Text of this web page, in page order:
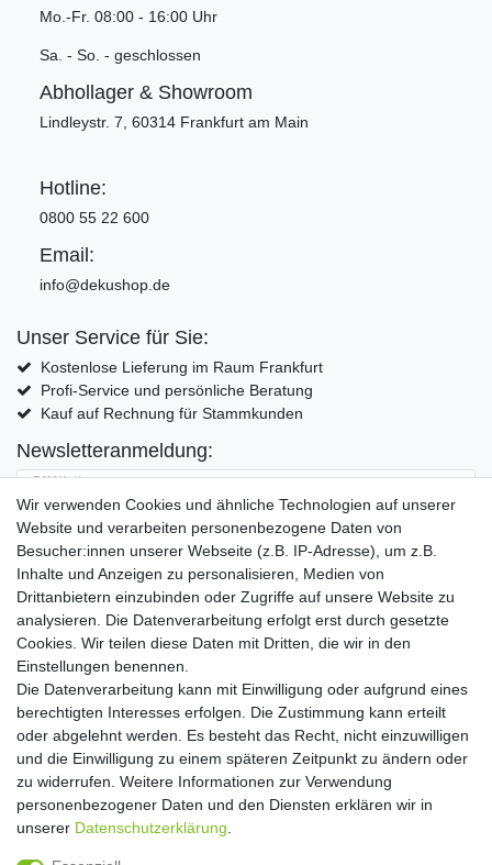
Mo.-Fr. 08:00 - 16:00 Uhr
Sa. - So. - geschlossen
Abhollager & Showroom
Lindleystr. 7, 60314 Frankfurt am Main
Hotline:
0800 55 22 600
Email:
info@dekushop.de
Unser Service für Sie:
Kostenlose Lieferung im Raum Frankfurt
Profi-Service und persönliche Beratung
Kauf auf Rechnung für Stammkunden
Newsletteranmeldung:
E-MAIL **
Hiermit bestätige ich, dass ich die Daten­schutz­erklärung
Einwilligung kann ich jederzeit widerrufen.**
Abonnieren
** Hierbei handelt es sich um ein Pflichtfeld.
Widerrufs­recht Widerrufs­formular Impressum
Daten­schutz­erklärung AGB Kontakt
Wir verwenden Cookies und ähnliche Technologien auf unserer
Website und verarbeiten personenbezogene Daten von
Besucher:innen unserer Webseite (z.B. IP-Adresse), um z.B.
Inhalte und Anzeigen zu personalisieren, Medien von
Drittanbietern einzubinden oder Zugriffe auf unsere Website zu
analysieren. Die Datenverarbeitung erfolgt erst durch gesetzte
Cookies. Wir teilen diese Daten mit Dritten, die wir in den
Einstellungen benennen.
Die Datenverarbeitung kann mit Einwilligung oder aufgrund eines
berechtigten Interesses erfolgen. Die Zustimmung kann erteilt
oder abgelehnt werden. Es besteht das Recht, nicht einzuwilligen
und die Einwilligung zu einem späteren Zeitpunkt zu ändern oder
zu widerrufen. Weitere Informationen zur Verwendung
personenbezogener Daten und den Diensten erklären wir in
unserer Daten­schutz­erklärung
Copyright 2016 | Dekushop.de | Alle Rechte vorbehalten. |